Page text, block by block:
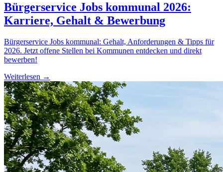
Bürgerservice Jobs kommunal 2026:
Karriere, Gehalt & Bewerbung
Bürgerservice Jobs kommunal: Gehalt, Anforderungen & Tipps für
2026. Jetzt offene Stellen bei Kommunen entdecken und direkt
bewerben!
Weiterlesen →